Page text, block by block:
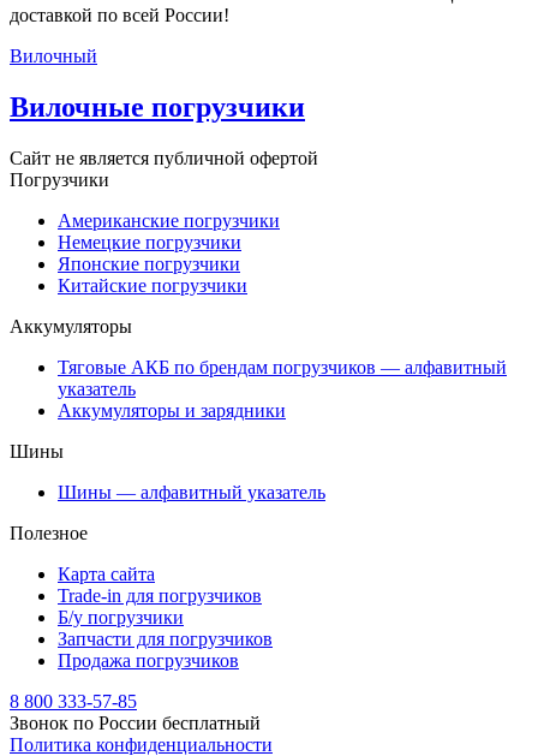
доставкой по всей России!
Вилочный
Вилочные погрузчики
Сайт не является публичной офертой
Погрузчики
Американские погрузчики
Немецкие погрузчики
Японские погрузчики
Китайские погрузчики
Аккумуляторы
Тяговые АКБ по брендам погрузчиков — алфавитный
указатель
Аккумуляторы и зарядники
Шины
Шины — алфавитный указатель
Полезное
Карта сайта
Trade-in для погрузчиков
Б/у погрузчики
Запчасти для погрузчиков
Продажа погрузчиков
8 800 333-57-85
Звонок по России бесплатный
Политика конфиденциальности